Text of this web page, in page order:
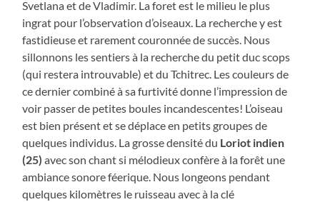
Svetlana et de Vladimir. La foret est le milieu le plus
ingrat pour l’observation d’oiseaux. La recherche y est
fastidieuse et rarement couronnée de succès. Nous
sillonnons les sentiers à la recherche du petit duc scops
(qui restera introuvable) et du Tchitrec. Les couleurs de
ce dernier combiné à sa furtivité donne l’impression de
voir passer de petites boules incandescentes! L’oiseau
est bien présent et se déplace en petits groupes de
quelques individus. La grosse densité du Loriot indien
(25)avec son chant si mélodieux confère à la forêt une
ambiance sonore féerique. Nous longeons pendant
quelques kilomètres le ruisseau avec à la clé